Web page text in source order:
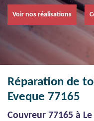
Voir nos réalisations
Réparation de
Eveque 77165
Couvreur 77165 à Le